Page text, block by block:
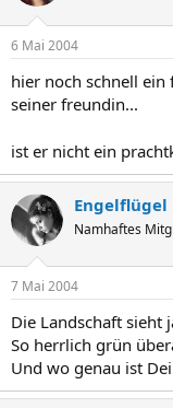
6 Mai 2004
hier noch schnell
seiner freundin...
ist er nicht ein
Engelflügel
Namhaftes
7 Mai 2004
Die Landschaft sieht
So herrlich grün
Und wo genau ist